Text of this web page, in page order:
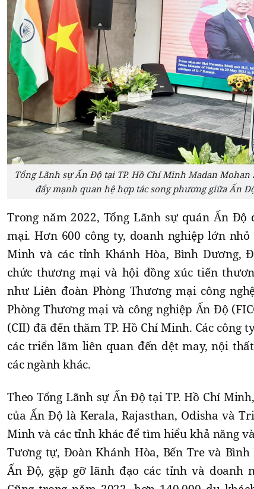
Tổng Lãnh sự Ấn Độ tại TP. Hồ Chí Minh Madan
đẩy mạnh quan hệ hợp tác song phương giữa Ấn
Trong năm 2022, Tổng Lãnh sự quán Ấn
mại. Hơn 600 công ty, doanh nghiệp lớn
Minh và các tỉnh Khánh Hòa, Bình Dương,
chức thương mại và hội đồng xúc tiến
như Liên đoàn Phòng Thương mại công
Phòng Thương mại và công nghiệp Ấn Độ
(CII) đã đến thăm TP. Hồ Chí Minh. Các công
các triển lãm liên quan đến dệt may, nội
các ngành khác.
Theo Tổng Lãnh sự Ấn Độ tại TP. Hồ Chí
của Ấn Độ là Kerala, Rajasthan, Odisha và
Minh và các tỉnh khác để tìm hiểu khả năng
Tương tự, Đoàn Khánh Hòa, Bến Tre và
Ấn Độ, gặp gỡ lãnh đạo các tỉnh và doanh